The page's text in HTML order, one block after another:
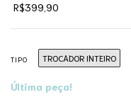
R$399,90
TIPO TROCADOR INTEIRO
Última peça!